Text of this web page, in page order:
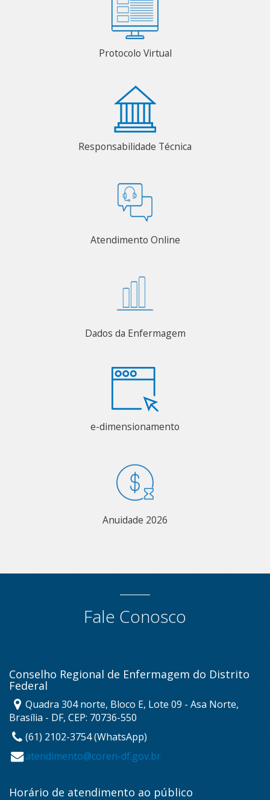
Protocolo Virtual
Responsabilidade Técnica
Atendimento Online
Dados da Enfermagem
e-dimensionamento
Anuidade 2026
Fale Conosco
Conselho Regional de Enfermagem do Distrito
Federal
Quadra 304 norte, Bloco E, Lote 09 - Asa Norte,
Brasília - DF, CEP: 70736-550
(61) 2102-3754 (WhatsApp)
atendimento@coren-df.gov.br
Horário de atendimento ao público